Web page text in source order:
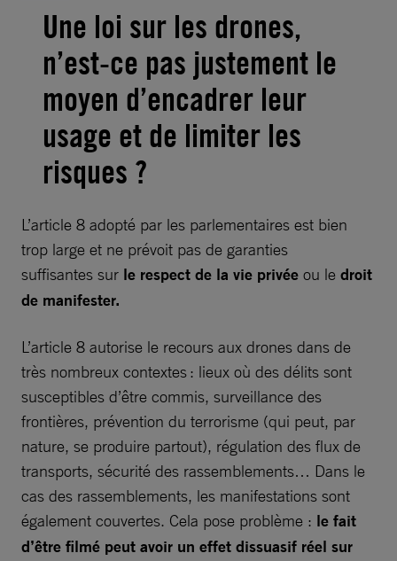
Une loi sur les drones,
n’est-ce pas justement le
moyen d’encadrer leur
usage et de limiter les
risques ?
L’article 8 adopté par les parlementaires est bien
trop large et ne prévoit pas de garanties
suffisantes sur le respect de la vie privée ou le droit
de manifester.
L’article 8 autorise le recours aux drones dans de
très nombreux contextes : lieux où des délits sont
susceptibles d’être commis, surveillance des
frontières, prévention du terrorisme (qui peut, par
nature, se produire partout), régulation des flux de
transports, sécurité des rassemblements… Dans le
cas des rassemblements, les manifestations sont
également couvertes. Cela pose problème : le fait
d’être filmé peut avoir un effet dissuasif réel sur